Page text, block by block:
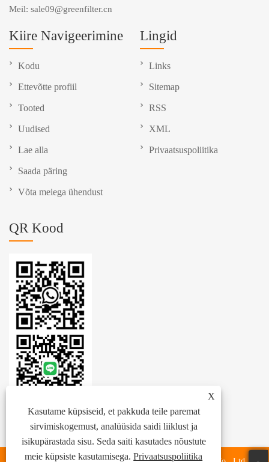
X
Kasutame küpsiseid, et pakkuda teile paremat
sirvimiskogemust, analüüsida saidi liiklust ja
isikupärastada sisu. Seda saiti kasutades nõustute
meie küpsiste kasutamisega.Privaatsuspoliitika
Meil: sale09@greenfilter.cn
Kiire Navigeerimine
Kodu
Ettevõtte profiil
Tooted
Uudised
Lae alla
Saada päring
Võta meiega ühendust
Lingid
Links
Sitemap
RSS
XML
Privaatsuspoliitika
QR Kood